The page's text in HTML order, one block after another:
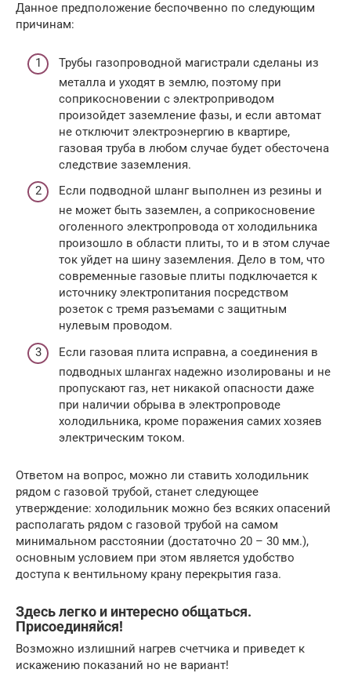
Данное предположение беспочвенно по следующим
причинам:
Трубы газопроводной магистрали сделаны из
металла и уходят в землю, поэтому при
соприкосновении с электроприводом
произойдет заземление фазы, и если автомат
не отключит электроэнергию в квартире,
газовая труба в любом случае будет обесточена
следствие заземления.
Если подводной шланг выполнен из резины и
не может быть заземлен, а соприкосновение
оголенного электропровода от холодильника
произошло в области плиты, то и в этом случае
ток уйдет на шину заземления. Дело в том, что
современные газовые плиты подключается к
источнику электропитания посредством
розеток с тремя разъемами с защитным
нулевым проводом.
Если газовая плита исправна, а соединения в
подводных шлангах надежно изолированы и не
пропускают газ, нет никакой опасности даже
при наличии обрыва в электропроводе
холодильника, кроме поражения самих хозяев
электрическим током.
Ответом на вопрос, можно ли ставить холодильник
рядом с газовой трубой, станет следующее
утверждение: холодильник можно без всяких опасений
располагать рядом с газовой трубой на самом
минимальном расстоянии (достаточно 20 – 30 мм.),
основным условием при этом является удобство
доступа к вентильному крану перекрытия газа.
Здесь легко и интересно общаться.
Присоединяйся!
Возможно излишний нагрев счетчика и приведет к
искажению показаний но не вариант!